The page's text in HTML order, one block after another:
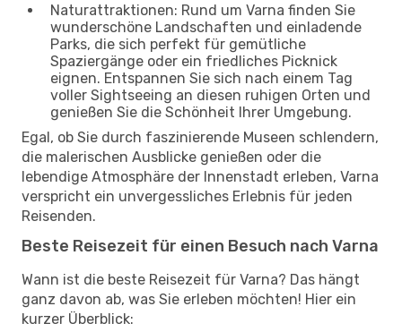
Naturattraktionen: Rund um Varna finden Sie
wunderschöne Landschaften und einladende
Parks, die sich perfekt für gemütliche
Spaziergänge oder ein friedliches Picknick
eignen. Entspannen Sie sich nach einem Tag
voller Sightseeing an diesen ruhigen Orten und
genießen Sie die Schönheit Ihrer Umgebung.
Egal, ob Sie durch faszinierende Museen schlendern,
die malerischen Ausblicke genießen oder die
lebendige Atmosphäre der Innenstadt erleben, Varna
verspricht ein unvergessliches Erlebnis für jeden
Reisenden.
Beste Reisezeit für einen Besuch nach Varna
Wann ist die beste Reisezeit für Varna? Das hängt
ganz davon ab, was Sie erleben möchten! Hier ein
kurzer Überblick: